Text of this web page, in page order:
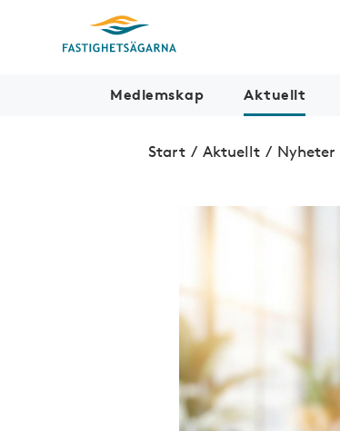
Medlemskap Aktuellt
Start / Aktuellt / Nyheter